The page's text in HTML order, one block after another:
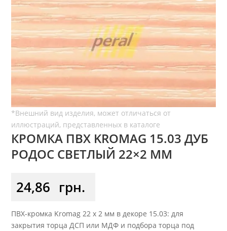
КРОМКА ПВХ KROMAG 15.03 ДУБ
РОДОС СВЕТЛЫЙ 22×2 ММ
24,86 грн.
ПВХ-кромка Kromag 22 x 2 мм в декоре 15.03: для
закрытия торца ДСП или МДФ и подбора торца под